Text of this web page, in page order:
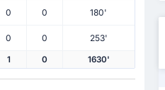
0 0 180'
0 0 253'
1 0 1630'